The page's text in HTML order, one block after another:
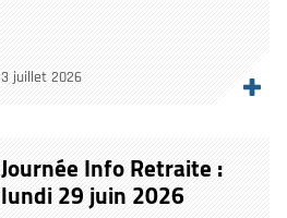
3 juillet 2026
Journée Info Retraite :
lundi 29 juin 2026